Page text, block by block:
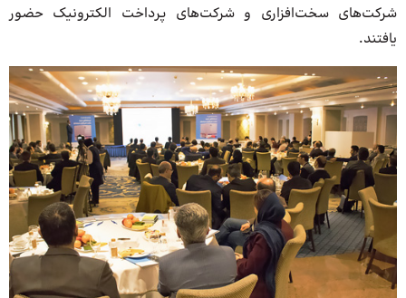
شرکت‌های سخت‌افزاری و شرکت‌های پرداخت الکترونیک حضور
یافتند.